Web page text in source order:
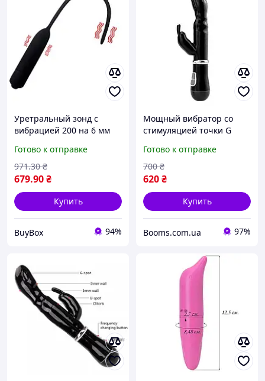
Уретральный зонд с
вибрацией 200 на 6 мм
расширитель для
интимных игр
стимулятор box2
Готово к отправке
679.90₴
971.30 ₴
Купить
BuyBox 94%
Мощный вибратор со
стимуляцией точки G
Готово к отправке
620₴
700 ₴
Купить
Booms.com.ua 97%